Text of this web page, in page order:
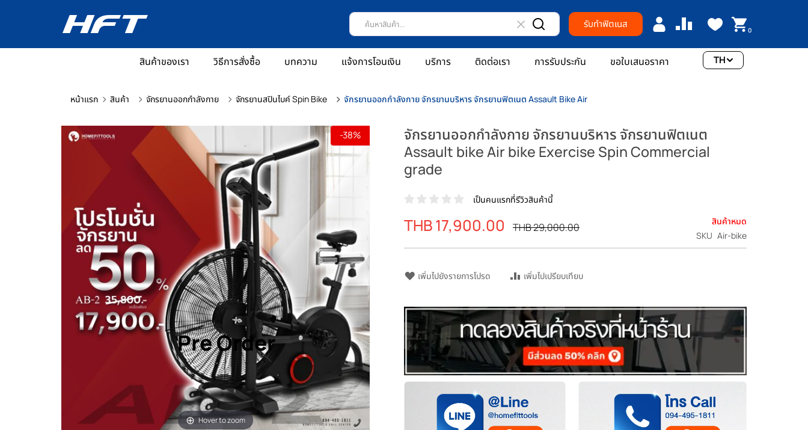
รับทำฟิตเนส 0
สินค้าของเรา วิธีการสั่งซื้อ บทความ แจ้งการโอนเงิน บริการ ติดต่อเรา การรับประกัน ขอใบเสนอราคา TH
หน้าแรก สินค้า จักรยานออกกำลังกาย จักรยานสปินไบค์ Spin Bike จักรยานออกกำลังกาย จักรยานบริหาร จักรยานฟิตเนต Assault Bike Air
Hover to zoom
-38%
Pre Order
จักรยานออกกำลังกาย จักรยานบริหาร จักรยานฟิตเนต
Assault bike Air bike Exercise Spin Commercial
grade
เป็นคนแรกที่รีวิวสินค้านี้
ราคา
THB 17,900.00 ราคา
ปรกติ
THB 29,000.00
สินค้าหมด
SKU Air-bike
เพิ่มไปยังรายการโปรด เพิ่มไปเปรียบเทียบ